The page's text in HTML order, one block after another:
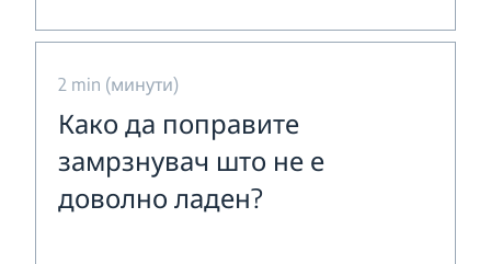
2 min (минути)
Како да поправите
замрзнувач што не е
доволно ладен?